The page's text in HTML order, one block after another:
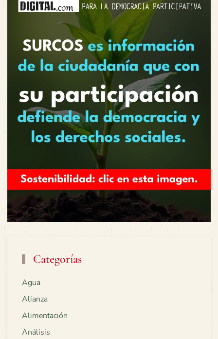
Categorías
Agua
Alianza
Alimentación
Análisis